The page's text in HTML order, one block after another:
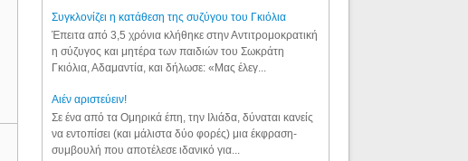
Συγκλονίζει η κατάθεση της συζύγου του Γκιόλια
Έπειτα από 3,5 χρόνια κλήθηκε στην Αντιτρομοκρατική
η σύζυγος και μητέρα των παιδιών του Σωκράτη
Γκιόλια, Αδαμαντία, και δήλωσε: «Μας έλεγ...
Aιέν αριστεύειν!
Σε ένα από τα Ομηρικά έπη, την Ιλιάδα, δύναται κανείς
να εντοπίσει (και μάλιστα δύο φορές) μια έκφραση-
συμβουλή που αποτέλεσε ιδανικό για...